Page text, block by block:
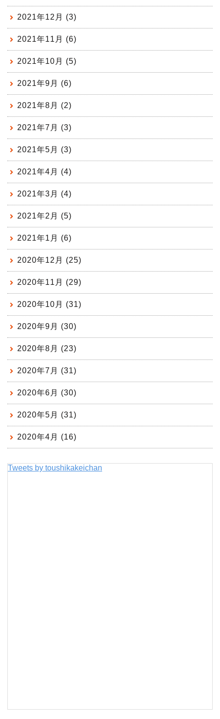
2021年12月 (3)
2021年11月 (6)
2021年10月 (5)
2021年9月 (6)
2021年8月 (2)
2021年7月 (3)
2021年5月 (3)
2021年4月 (4)
2021年3月 (4)
2021年2月 (5)
2021年1月 (6)
2020年12月 (25)
2020年11月 (29)
2020年10月 (31)
2020年9月 (30)
2020年8月 (23)
2020年7月 (31)
2020年6月 (30)
2020年5月 (31)
2020年4月 (16)
Tweets by toushikakeichan